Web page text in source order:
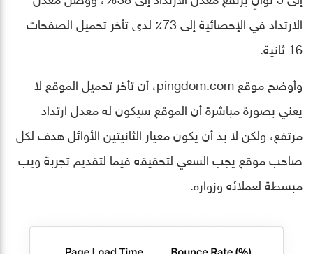
الارتداد في الإحصائية إلى 73٪ لدى تأخر تحميل الصفحات
16 ثانية.
وأوضح موقع pingdom.com، أن تأخر تحميل الموقع لا
يعني بصورة مباشرة أن الموقع سيكون له معدل ارتداد
مرتفع، ولكن لا بد أن يكون معيار الثانيتين الأوائل هدف لكل
صاحب موقع يجب السعي لتحقيقه فيما لتقديم تجربة ويب
مبسطة لعملائه وزواره.